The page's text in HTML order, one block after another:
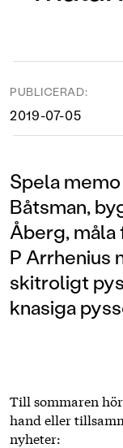
PUBLICERAD:
2019-07-05
Spela
Båtsman,
Åberg,
P Arrhenius
skitroligt
knasiga
Till sommaren hör
hand eller
nyheter: